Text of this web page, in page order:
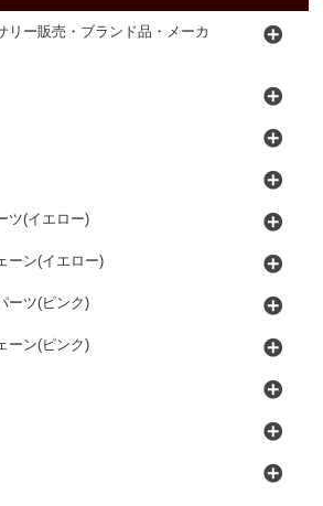
リー販売・ブランド品・メーカ
ツ(イエロー)
ーン(イエロー)
ーツ(ピンク)
ーン(ピンク)